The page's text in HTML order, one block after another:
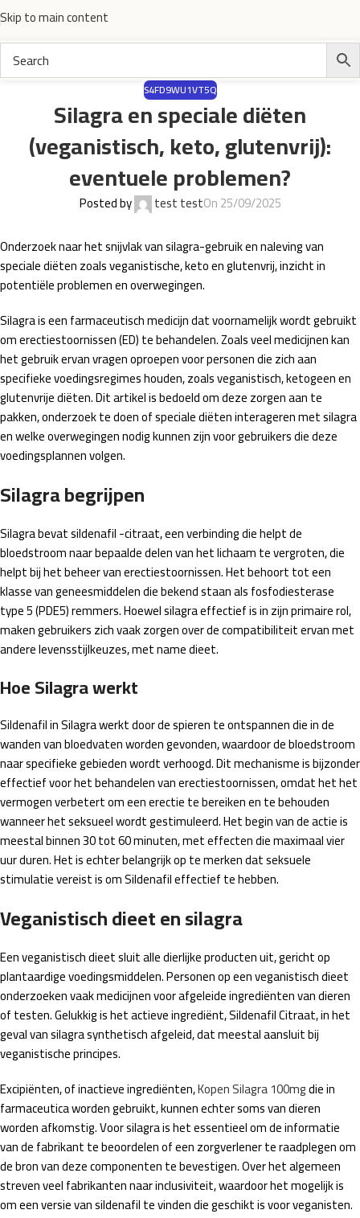
Skip to main content
S4FD9WU1VT5Q
Silagra en speciale diëten
(veganistisch, keto, glutenvrij):
eventuele problemen?
Posted by test testOn 25/09/2025
Onderzoek naar het snijvlak van silagra-gebruik en naleving van
speciale diëten zoals veganistische, keto en glutenvrij, inzicht in
potentiële problemen en overwegingen.
Silagra is een farmaceutisch medicijn dat voornamelijk wordt gebruikt
om erectiestoornissen (ED) te behandelen. Zoals veel medicijnen kan
het gebruik ervan vragen oproepen voor personen die zich aan
specifieke voedingsregimes houden, zoals veganistisch, ketogeen en
glutenvrije diëten. Dit artikel is bedoeld om deze zorgen aan te
pakken, onderzoek te doen of speciale diëten interageren met silagra
en welke overwegingen nodig kunnen zijn voor gebruikers die deze
voedingsplannen volgen.
Silagra begrijpen
Silagra bevat sildenafil -citraat, een verbinding die helpt de
bloedstroom naar bepaalde delen van het lichaam te vergroten, die
helpt bij het beheer van erectiestoornissen. Het behoort tot een
klasse van geneesmiddelen die bekend staan ​​als fosfodiesterase
type 5 (PDE5) remmers. Hoewel silagra effectief is in zijn primaire rol,
maken gebruikers zich vaak zorgen over de compatibiliteit ervan met
andere levensstijlkeuzes, met name dieet.
Hoe Silagra werkt
Sildenafil in Silagra werkt door de spieren te ontspannen die in de
wanden van bloedvaten worden gevonden, waardoor de bloedstroom
naar specifieke gebieden wordt verhoogd. Dit mechanisme is bijzonder
effectief voor het behandelen van erectiestoornissen, omdat het het
vermogen verbetert om een ​​erectie te bereiken en te behouden
wanneer het seksueel wordt gestimuleerd. Het begin van de actie is
meestal binnen 30 tot 60 minuten, met effecten die maximaal vier
uur duren. Het is echter belangrijk op te merken dat seksuele
stimulatie vereist is om Sildenafil effectief te hebben.
Veganistisch dieet en silagra
Een veganistisch dieet sluit alle dierlijke producten uit, gericht op
plantaardige voedingsmiddelen. Personen op een veganistisch dieet
onderzoeken vaak medicijnen voor afgeleide ingrediënten van dieren
of testen. Gelukkig is het actieve ingrediënt, Sildenafil Citraat, in het
geval van silagra synthetisch afgeleid, dat meestal aansluit bij
veganistische principes.
Excipiënten, of inactieve ingrediënten,Kopen Silagra 100mgdie in
farmaceutica worden gebruikt, kunnen echter soms van dieren
worden afkomstig. Voor silagra is het essentieel om de informatie
van de fabrikant te beoordelen of een zorgverlener te raadplegen om
de bron van deze componenten te bevestigen. Over het algemeen
streven veel fabrikanten naar inclusiviteit, waardoor het mogelijk is
om een ​​versie van sildenafil te vinden die geschikt is voor veganisten.